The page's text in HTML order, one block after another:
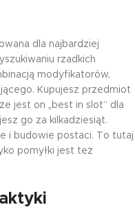
dla najbardziej
rzadkich
modyfikatorów,
Kupujesz przedmiot
jest on „best in slot” dla
go za kilkadziesiąt.
i budowie postaci. To tutaj
pomyłki jest też